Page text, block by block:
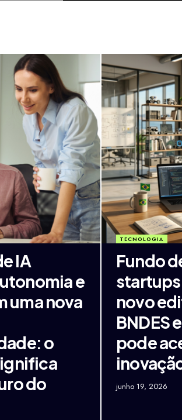
IA
e
uma nova
o
do
TECNOLOGIA
Fundo
novo
BNDES
pode
junho 19, 2026